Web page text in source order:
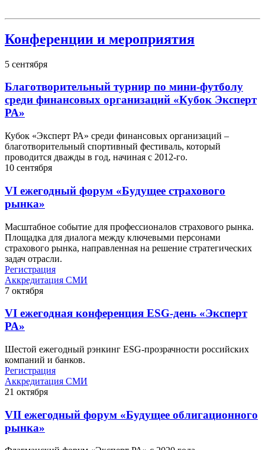
Конференции и мероприятия
5 сентября
Благотворительный турнир по мини-футболу
среди финансовых организаций «Кубок Эксперт
РА»
Кубок «Эксперт РА» среди финансовых организаций –
благотворительный спортивный фестиваль, который
проводится дважды в год, начиная с 2012-го.
10 сентября
VI ежегодный форум «Будущее страхового
рынка»
Масштабное событие для профессионалов страхового рынка.
Площадка для диалога между ключевыми персонами
страхового рынка, направленная на решение стратегических
задач отрасли.
Регистрация
Аккредитация СМИ
7 октября
VI ежегодная конференция ESG-день «Эксперт
РА»
Шестой ежегодный рэнкинг ESG-прозрачности российских
компаний и банков.
Регистрация
Аккредитация СМИ
21 октября
VII ежегодный форум «Будущее облигационного
рынка»